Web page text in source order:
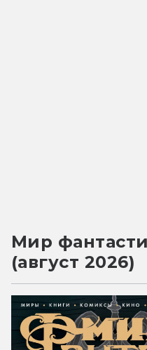
Мир
(август 2026)